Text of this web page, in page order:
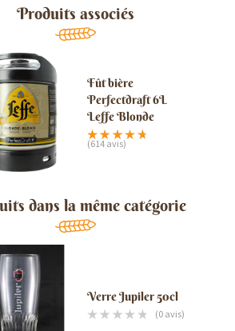
Produits associés
Fût bière
Perfectdraft 6L
Leffe Blonde
(614 avis)
dans la même catégorie
Verre Jupiler 50cl
(0 avis)